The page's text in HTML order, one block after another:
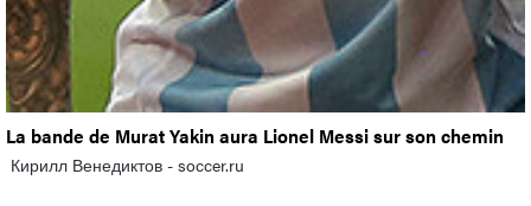
La bande de Murat Yakin aura Lionel Messi sur son chemin
Кирилл Венедиктов - soccer.ru